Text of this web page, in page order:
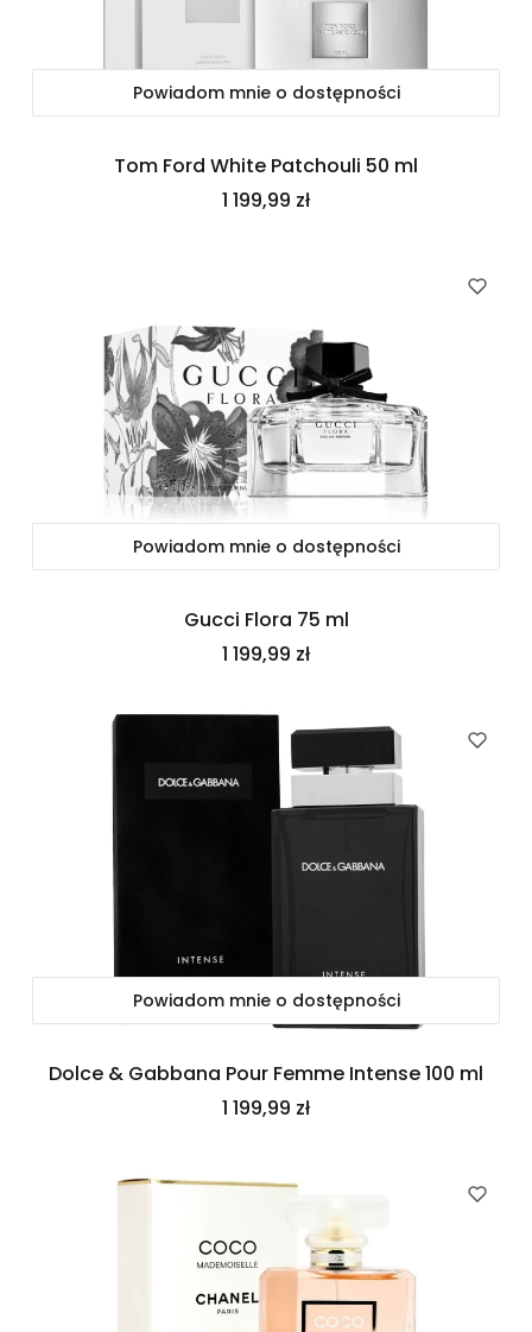
Powiadom mnie o dostępności
Tom Ford White Patchouli 50 ml
Cena
1 199,99 zł
Powiadom mnie o dostępności
Gucci Flora 75 ml
Cena
1 199,99 zł
Powiadom mnie o dostępności
Dolce & Gabbana Pour Femme Intense 100 ml
Cena
1 199,99 zł